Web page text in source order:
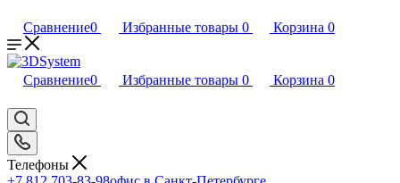
Сравнение0 Избранные товары 0 Корзина 0
Сравнение0 Избранные товары 0 Корзина 0
Телефоны